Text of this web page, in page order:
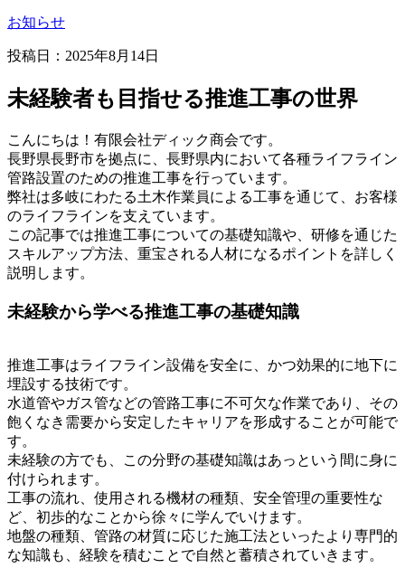
お知らせ
投稿日：2025年8月14日
未経験者も目指せる推進工事の世界
こんにちは！有限会社ディック商会です。
長野県長野市を拠点に、長野県内において各種ライフライン
管路設置のための推進工事を行っています。
弊社は多岐にわたる土木作業員による工事を通じて、お客様
のライフラインを支えています。
この記事では推進工事についての基礎知識や、研修を通じた
スキルアップ方法、重宝される人材になるポイントを詳しく
説明します。
未経験から学べる推進工事の基礎知識
推進工事はライフライン設備を安全に、かつ効果的に地下に
埋設する技術です。
水道管やガス管などの管路工事に不可欠な作業であり、その
飽くなき需要から安定したキャリアを形成することが可能で
す。
未経験の方でも、この分野の基礎知識はあっという間に身に
付けられます。
工事の流れ、使用される機材の種類、安全管理の重要性な
ど、初歩的なことから徐々に学んでいけます。
地盤の種類、管路の材質に応じた施工法といったより専門的
な知識も、経験を積むことで自然と蓄積されていきます。